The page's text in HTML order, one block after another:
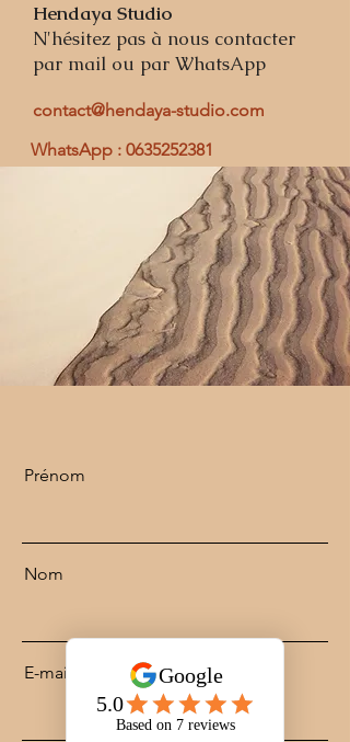
contact@hendaya-studio.com
Hendaya Studio
N'hésitez pas à nous contacter
par mail ou par WhatsApp
WhatsApp : 0635252381
Prénom
Nom
E-mail